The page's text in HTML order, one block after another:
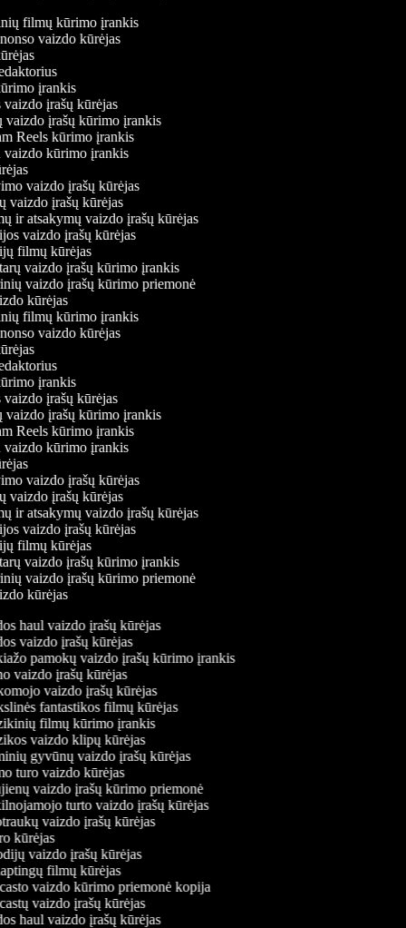
filmų kūrimo įrankis
vaizdo kūrėjas
įrankis
vaizdo įrašų kūrėjas
vaizdo įrašų kūrimo įrankis
Reels kūrimo įrankis
vaizdo kūrimo įrankis
vaizdo įrašų kūrėjas
vaizdo įrašų kūrėjas
ir atsakymų vaizdo įrašų kūrėjas
vaizdo įrašų kūrėjas
filmų kūrėjas
vaizdo įrašų kūrimo įrankis
vaizdo įrašų kūrimo priemonė
kūrėjas
filmų kūrimo įrankis
vaizdo kūrėjas
įrankis
vaizdo įrašų kūrėjas
vaizdo įrašų kūrimo įrankis
Reels kūrimo įrankis
vaizdo kūrimo įrankis
vaizdo įrašų kūrėjas
vaizdo įrašų kūrėjas
ir atsakymų vaizdo įrašų kūrėjas
vaizdo įrašų kūrėjas
filmų kūrėjas
vaizdo įrašų kūrimo įrankis
vaizdo įrašų kūrimo priemonė
kūrėjas
haul vaizdo įrašų kūrėjas
vaizdo įrašų kūrėjas
pamokų vaizdo įrašų kūrimo įrankis
vaizdo įrašų kūrėjas
vaizdo įrašų kūrėjas
fantastikos filmų kūrėjas
filmų kūrimo įrankis
vaizdo klipų kūrėjas
gyvūnų vaizdo įrašų kūrėjas
turo vaizdo kūrėjas
vaizdo įrašų kūrimo priemonė
turto vaizdo įrašų kūrėjas
vaizdo įrašų kūrėjas
kūrėjas
vaizdo įrašų kūrėjas
filmų kūrėjas
vaizdo kūrimo priemonė kopija
vaizdo įrašų kūrėjas
haul vaizdo įrašų kūrėjas